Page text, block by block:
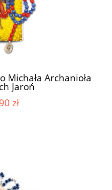
Michała Archanioła
Jaroń
zł